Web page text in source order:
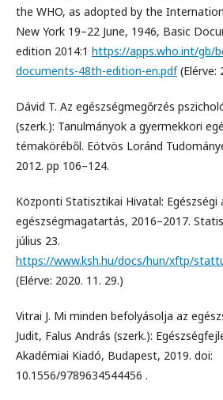
the WHO, as adopted by the
New York 19–22 June, 1946, Basic
edition 2014:1 https://apps.who.int/gb/
documents-48th-edition-en.pdf(Elérve:
Dávid T. Az egészségmegőrzés
(szerk.): Tanulmányok a gyermekkori
témaköréből. Eötvös Loránd
2012. pp 106–124.
Központi Statisztikai Hivatal: Egészségi
egészségmagatartás, 2016–2017.
július 23.
https://www.ksh.hu/docs/hun/xftp/
(Elérve: 2020. 11. 29.)
Vitrai J. Mi minden befolyásolja az
Judit, Falus András (szerk.):
Akadémiai Kiadó, Budapest, 2019. doi:
10.1556/9789634544456 .